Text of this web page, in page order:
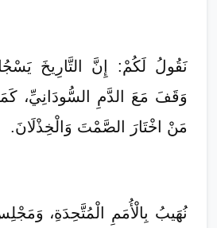
نَقُولُ لَكُمْ: إِنَّ التَّارِيخَ
وَقَفَ مَعَ الدَّمِ السُّودَانِيِّ،
مَنْ اخْتَارَ الصَّمْتَ وَالْخِذْلَانَ.
نُهَيبُ بِالْأُمَمِ الْمُتَّحِدَةِ،